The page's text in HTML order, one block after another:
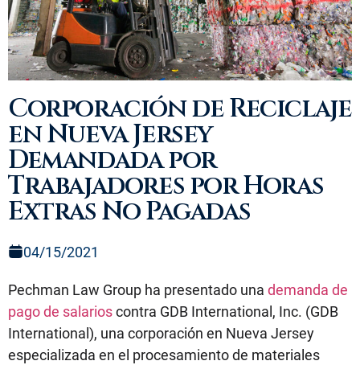
Corporación de Reciclaje
en Nueva Jersey
Demandada por
Trabajadores por Horas
Extras No Pagadas
04/15/2021
Pechman Law Group ha presentado una demanda de
pago de salarioscontra GDB International, Inc. (GDB
International), una corporación en Nueva Jersey
especializada en el procesamiento de materiales